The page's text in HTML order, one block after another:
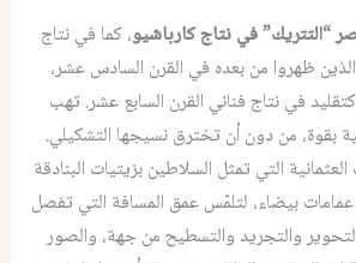
“التتريك” في نتاج كارباشيو، كما في نتاج
ظهروا من بعده في القرن السادس عشر،
في نتاج فناني القرن السابع عشر. تهب
بقوة، من دون أن تخترق نسيجها التشكيلي.
التي تمثل السلاطين بزيتيات البنادقة
بيضاء، لتلمّس عمق المسافة التي تفصل
والتجريد والتسطيح من جهة، والصور